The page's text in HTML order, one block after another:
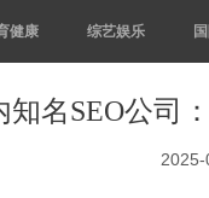
健康 综艺娱乐
知名SEO公司